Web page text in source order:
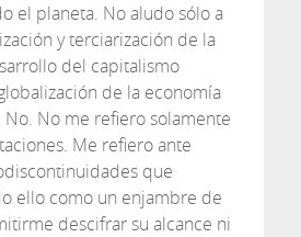
el planeta. No aludo sólo a
y terciarización de la
del capitalismo
de la economía
No. No me refiero solamente
Me refiero ante
que
ello como un enjambre de
descifrar su alcance ni